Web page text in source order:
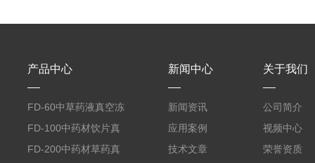
产品中心
FD-60中草药液真空冻
干机
FD-100中药材饮片真
空冻干机
FD-200中药材草药真
新闻中心
新闻资讯
应用案例
技术文章
关于我们
公司简介
视频中心
荣誉资质